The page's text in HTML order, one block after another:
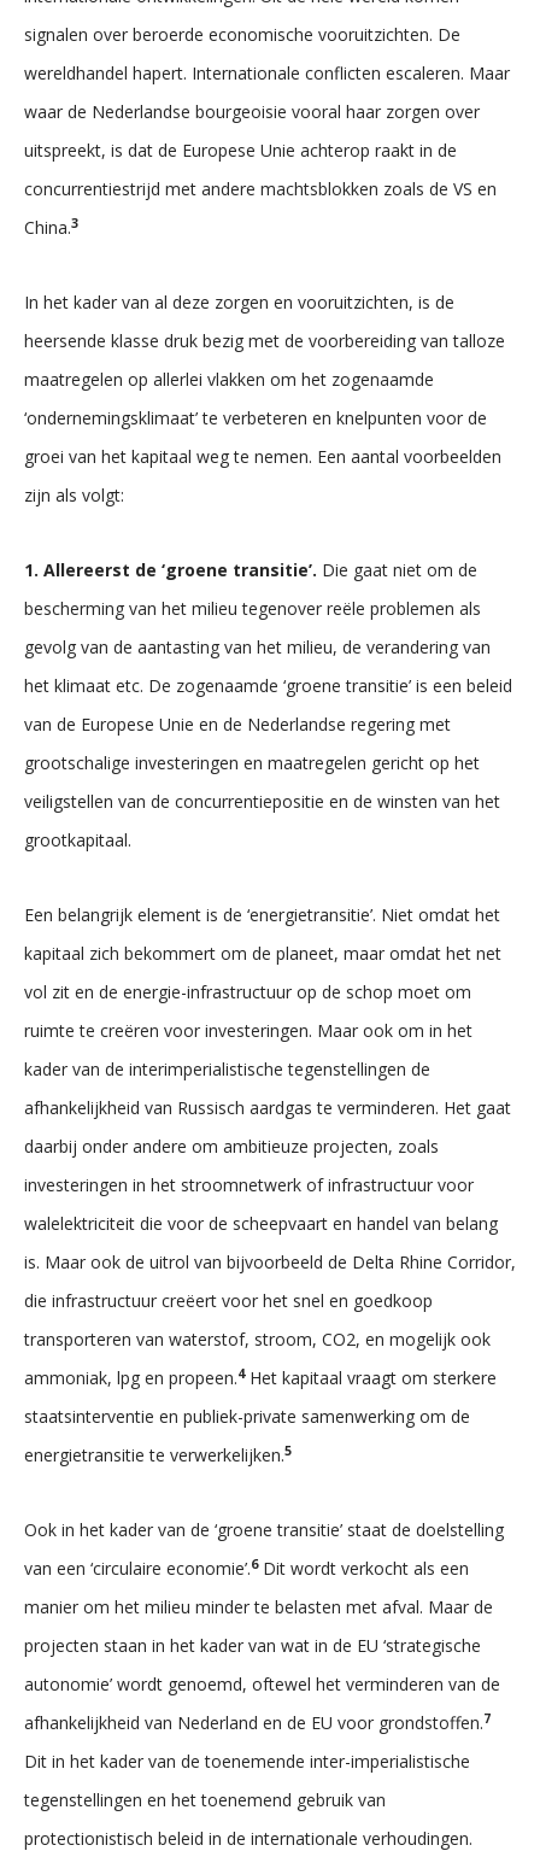
signalen over beroerde economische vooruitzichten. De
wereldhandel hapert. Internationale conflicten escaleren. Maar
waar de Nederlandse bourgeoisie vooral haar zorgen over
uitspreekt, is dat de Europese Unie achterop raakt in de
concurrentiestrijd met andere machtsblokken zoals de VS en
China.3
In het kader van al deze zorgen en vooruitzichten, is de
heersende klasse druk bezig met de voorbereiding van talloze
maatregelen op allerlei vlakken om het zogenaamde
‘ondernemingsklimaat’ te verbeteren en knelpunten voor de
groei van het kapitaal weg te nemen. Een aantal voorbeelden
zijn als volgt:
1. Allereerst de ‘groene transitie’. Die gaat niet om de
bescherming van het milieu tegenover reële problemen als
gevolg van de aantasting van het milieu, de verandering van
het klimaat etc. De zogenaamde ‘groene transitie’ is een beleid
van de Europese Unie en de Nederlandse regering met
grootschalige investeringen en maatregelen gericht op het
veiligstellen van de concurrentiepositie en de winsten van het
grootkapitaal.
Een belangrijk element is de ‘energietransitie’. Niet omdat het
kapitaal zich bekommert om de planeet, maar omdat het net
vol zit en de energie-infrastructuur op de schop moet om
ruimte te creëren voor investeringen. Maar ook om in het
kader van de interimperialistische tegenstellingen de
afhankelijkheid van Russisch aardgas te verminderen. Het gaat
daarbij onder andere om ambitieuze projecten, zoals
investeringen in het stroomnetwerk of infrastructuur voor
walelektriciteit die voor de scheepvaart en handel van belang
is. Maar ook de uitrol van bijvoorbeeld de Delta Rhine Corridor,
die infrastructuur creëert voor het snel en goedkoop
transporteren van waterstof, stroom, CO2, en mogelijk ook
ammoniak, lpg en propeen.4Het kapitaal vraagt om sterkere
staatsinterventie en publiek-private samenwerking om de
energietransitie te verwerkelijken.5
Ook in het kader van de ‘groene transitie’ staat de doelstelling
van een ‘circulaire economie’.6Dit wordt verkocht als een
manier om het milieu minder te belasten met afval. Maar de
projecten staan in het kader van wat in de EU ‘strategische
autonomie’ wordt genoemd, oftewel het verminderen van de
afhankelijkheid van Nederland en de EU voor grondstoffen.7
Dit in het kader van de toenemende inter-imperialistische
tegenstellingen en het toenemend gebruik van
protectionistisch beleid in de internationale verhoudingen.